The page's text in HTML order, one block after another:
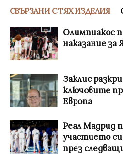
СВЪРЗАНИ С ТЯХ ИЗДЕЛИЯ
Олимпиакос
наказание за
Заклис
ключовите
Европа
Реал Мадрид
участието си
през